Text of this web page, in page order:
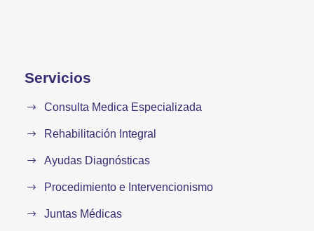
Servicios
Consulta Medica Especializada
Rehabilitación Integral
Ayudas Diagnósticas
Procedimiento e Intervencionismo
Juntas Médicas